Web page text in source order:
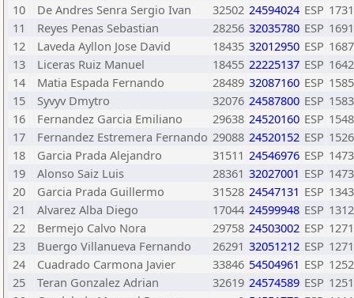
10
De Andres Senra Sergio Ivan 32502 24594024 ESP 1731
11
Reyes Penas Sebastian 28256 32035780 ESP 1691
12
Laveda Ayllon Jose David 18435 32012950 ESP 1687
13
Liceras Ruiz Manuel 18455 22225137 ESP 1642
14
Matia Espada Fernando 28489 32087160 ESP 1585
15
Syvyv Dmytro 32076 24587800 ESP 1583
16
Fernandez Garcia Emiliano 29638 24520160 ESP 1548
17
Fernandez Estremera Fernando 29088 24520152 ESP 1526
18
Garcia Prada Alejandro 31511 24546976 ESP 1473
19
Alonso Saiz Luis 28361 32027001 ESP 1473
20
Garcia Prada Guillermo 31528 24547131 ESP 1343
21
Alvarez Alba Diego 17044 24599948 ESP 1312
22
Bermejo Calvo Nora 29758 24503002 ESP 1271
23
Buergo Villanueva Fernando 26291 32051212 ESP 1271
24
Cuadrado Carmona Javier 33846 54504961 ESP 1252
25
Teran Gonzalez Adrian 32619 24574589 ESP 1251